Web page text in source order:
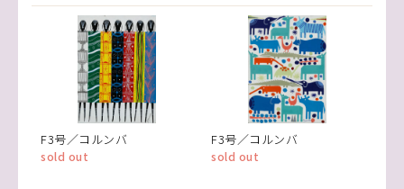
F3号／コルンバ
sold out
F3号／コルンバ
sold out